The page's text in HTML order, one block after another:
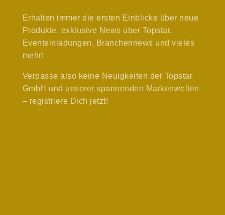
Erhalten immer die ersten Einblicke über neue
Produkte, exklusive News über Topstar,
Eventeinladungen, Branchennews und vieles
mehr!
Verpasse also keine Neuigkeiten der Topstar
GmbH und unserer spannenden Markenwelten
– registriere Dich jetzt!